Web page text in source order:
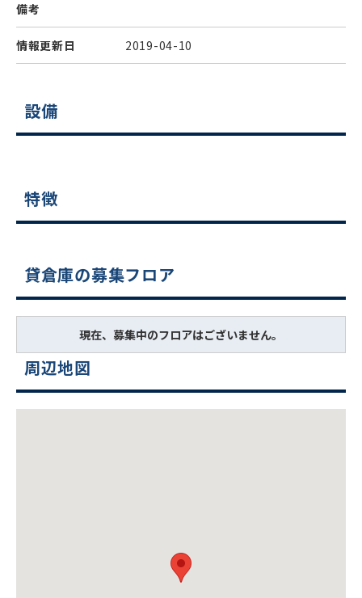
備考
情報更新日 2019-04-10
設備
特徴
貸倉庫の募集フロア
現在、募集中のフロアはございません。
周辺地図